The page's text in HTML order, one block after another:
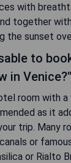
with
together
the sunset
to
in Venice?"
room with a
as it
trip. Many
or
or Rialto